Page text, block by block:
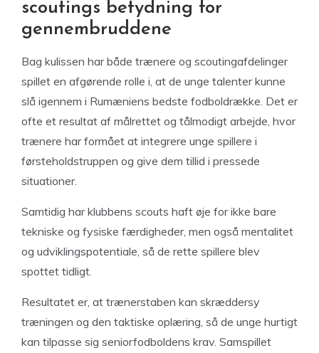
scoutings betydning for
gennembruddene
Bag kulissen har både trænere og scoutingafdelinger
spillet en afgørende rolle i, at de unge talenter kunne
slå igennem i Rumæniens bedste fodboldrække. Det er
ofte et resultat af målrettet og tålmodigt arbejde, hvor
trænere har formået at integrere unge spillere i
førsteholdstruppen og give dem tillid i pressede
situationer.
Samtidig har klubbens scouts haft øje for ikke bare
tekniske og fysiske færdigheder, men også mentalitet
og udviklingspotentiale, så de rette spillere blev
spottet tidligt.
Resultatet er, at trænerstaben kan skræddersy
træningen og den taktiske oplæring, så de unge hurtigt
kan tilpasse sig seniorfodboldens krav. Samspillet